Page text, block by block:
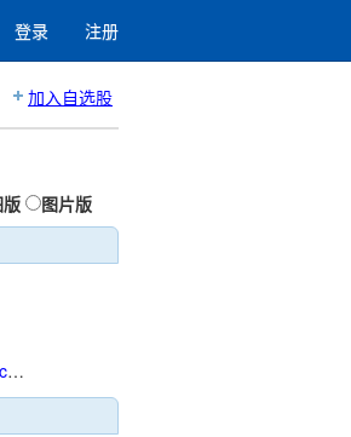
登录 注册
加入自选股
图片版
http://www.szse.cn/disclosure/listed/notice/index.html?stock=002456